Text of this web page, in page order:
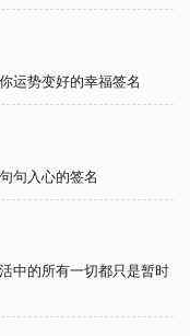
运势变好的幸福签名
句入心的签名
中的所有一切都只是暂时